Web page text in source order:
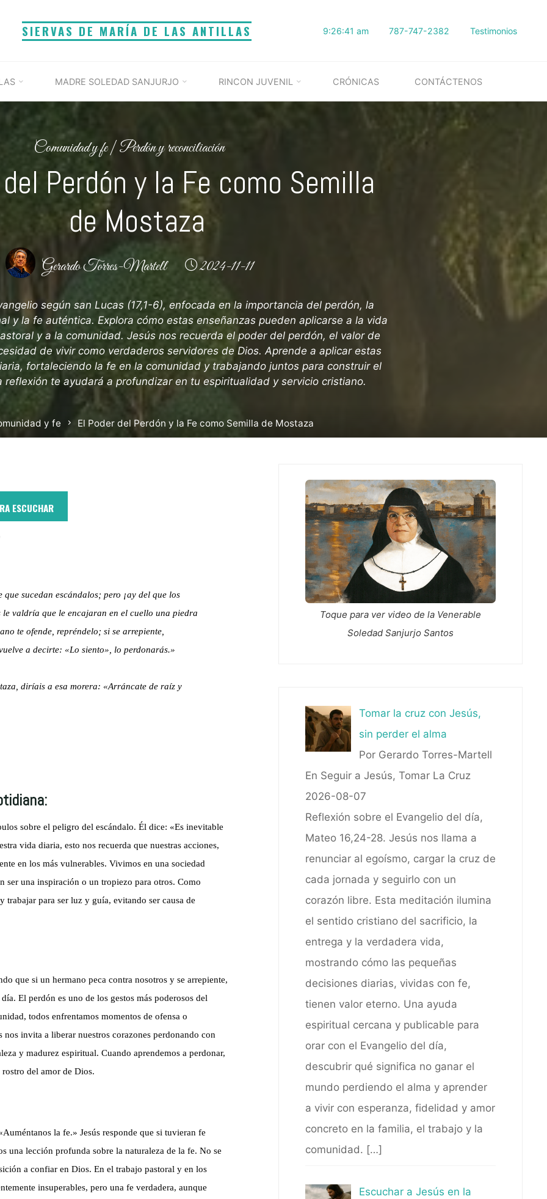
SIERVAS DE MARÍA DE LAS ANTILLAS 9:26:42 am 787-747-2382 Testimonios
MADRE SOLEDAD SANJURJO RINCON JUVENIL CRÓNICAS CONTÁCTENOS
Comunidad y fe|Perdón y reconciliación
Perdón y la Fe como Semilla
de Mostaza
Gerardo Torres-Martell 2024-11-11
según san Lucas (17,1-6), enfocada en la importancia del perdón, la
y la fe auténtica. Explora cómo estas enseñanzas pueden aplicarse a la vida
y a la comunidad. Jesús nos recuerda el poder del perdón, el valor de
de vivir como verdaderos servidores de Dios. Aprende a aplicar estas
fortaleciendo la fe en la comunidad y trabajando juntos para construir el
reflexión te ayudará a profundizar en tu espiritualidad y servicio cristiano.
y fe El Poder del Perdón y la Fe como Semilla de Mostaza
ESCUCHAR
sucedan escándalos; pero ¡ay del que los
le valdría que le encajaran en el cuello una piedra
te ofende, repréndelo; si se arrepiente,
a decirte: «Lo siento», lo perdonarás.»
diríais a esa morera: «Arráncate de raíz y
sobre el peligro del escándalo. Él dice: «Es inevitable
vida diaria, esto nos recuerda que nuestras acciones,
en los más vulnerables. Vivimos en una sociedad
ser una inspiración o un tropiezo para otros. Como
trabajar para ser luz y guía, evitando ser causa de
que si un hermano peca contra nosotros y se arrepiente,
El perdón es uno de los gestos más poderosos del
todos enfrentamos momentos de ofensa o
invita a liberar nuestros corazones perdonando con
y madurez espiritual. Cuando aprendemos a perdonar,
del amor de Dios.
la fe.» Jesús responde que si tuvieran fe
una lección profunda sobre la naturaleza de la fe. No se
a confiar en Dios. En el trabajo pastoral y en los
insuperables, pero una fe verdadera, aunque
Toque para ver video de la Venerable
Soledad Sanjurjo Santos
Tomar la cruz con Jesús,
sin perder el alma
Por Gerardo Torres-Martell
En Seguir a Jesús, Tomar La Cruz
2026-08-07
Reflexión sobre el Evangelio del día,
Mateo 16,24-28. Jesús nos llama a
renunciar al egoísmo, cargar la cruz de
cada jornada y seguirlo con un
corazón libre. Esta meditación ilumina
el sentido cristiano del sacrificio, la
entrega y la verdadera vida,
mostrando cómo las pequeñas
decisiones diarias, vividas con fe,
tienen valor eterno. Una ayuda
espiritual cercana y publicable para
orar con el Evangelio del día,
descubrir qué significa no ganar el
mundo perdiendo el alma y aprender
a vivir con esperanza, fidelidad y amor
concreto en la familia, el trabajo y la
comunidad. […]
Escuchar a Jesús en la